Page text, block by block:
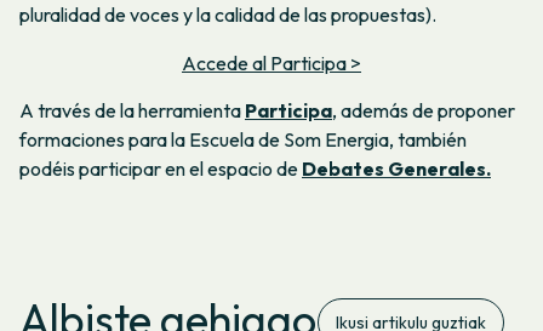
pluralidad de voces y la calidad de las propuestas).
Accede al Participa >
A través de la herramienta Participa, además de proponer
formaciones para la Escuela de Som Energia, también
podéis participar en el espacio de Debates Generales.
Albiste gehiago Ikusi artikulu guztiak